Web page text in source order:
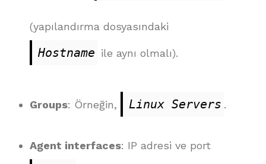
(yapılandırma dosyasındaki
Hostname ile aynı olmalı).
Groups: Örneğin, Linux Servers .
Agent interfaces: IP adresi ve port